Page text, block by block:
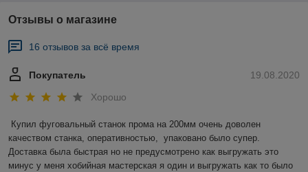
Отзывы о магазине
16 отзывов за всё время
19.08.2020
Покупатель
Хорошо
Купил фуговальный станок прома на 200мм очень доволен
качеством станка, оперативностью,  упаковано было супер.
Доставка была быстрая но не предусмотрено как выгружать это
минус у меня хобийная мастерская я один и выгружать как то было